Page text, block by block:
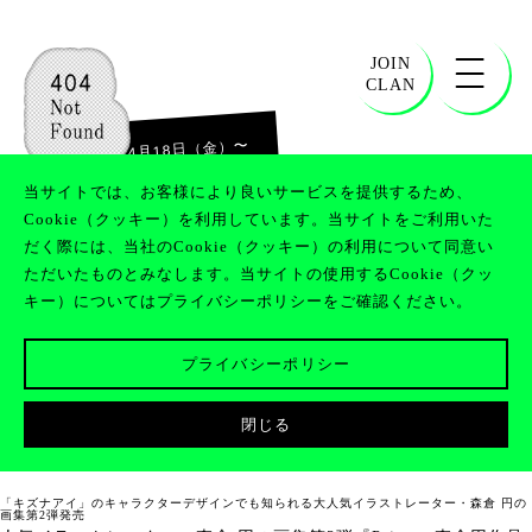
当サイトでは、お客様により良いサービスを提供するため、
Cookie（クッキー）を利用しています。当サイトをご利用いた
だく際には、当社のCookie（クッキー）の利用について同意い
ただいたものとみなします。当サイトの使用するCookie（クッ
キー）についてはプライバシーポリシーをご確認ください。
プライバシーポリシー
閉じる
JOIN
CLAN
2025年4月18日（金）〜
『Prism 森倉 円作品集』発売記念イ
ラスト展開催!!
「キズナアイ」のキャラクターデザインでも知られる大人気イラストレーター・森倉 円の
画集第2弾発売